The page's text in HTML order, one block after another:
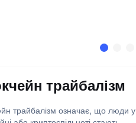
трайбалізм
трайбалізм означає, що люди у